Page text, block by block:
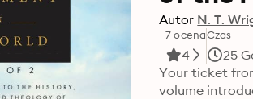
Autor N. T.
7 ocena
4
Czas
25
Your ticket
volume